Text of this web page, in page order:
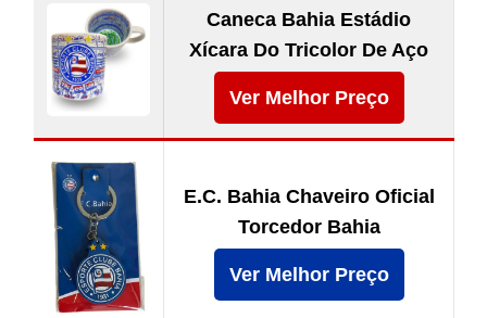
Caneca Bahia Estádio
Xícara Do Tricolor De Aço
Ver Melhor Preço
E.C. Bahia Chaveiro Oficial
Torcedor Bahia
Ver Melhor Preço